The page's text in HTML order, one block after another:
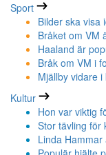
Sport
Bilder ska visa
Bråket om VM
Haaland är
Bråk om VM i
Mjällby vidare i
Kultur
Hon var viktig
Stor tävling för
Linda Hammar